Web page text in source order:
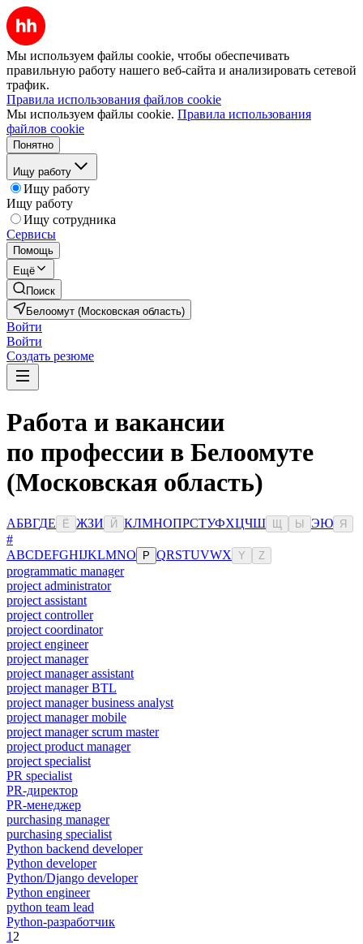
Мы используем файлы cookie, чтобы обеспечивать
правильную работу нашего веб-сайта и анализировать сетевой
трафик.
Правила использования файлов cookie
Мы используем файлы cookie. Правила использования
файлов cookie
Понятно
Ищу работу
Ищу работу
Ищу работу
Ищу сотрудника
Сервисы
Помощь
Ещё
Поиск
Белоомут (Московская область)
Войти
Войти
Создать резюме
Работа и вакансии
по профессии в Белоомуте
(Московская область)
АБВГДЕ Ё ЖЗИ Й КЛМНОПРСТУФХЦЧШ Ы ЭЮ Я
#
ABCDEFGHIJKLMNO P QRSTUVWX Y Z
programmatic manager
project administrator
project assistant
project controller
project coordinator
project engineer
project manager
project manager assistant
project manager BTL
project manager business analyst
project manager mobile
project manager scrum master
project product manager
project specialist
PR specialist
PR-директор
PR-менеджер
purchasing manager
purchasing specialist
Python backend developer
Python developer
Python/Django developer
Python engineer
python team lead
Python-разработчик
1 2